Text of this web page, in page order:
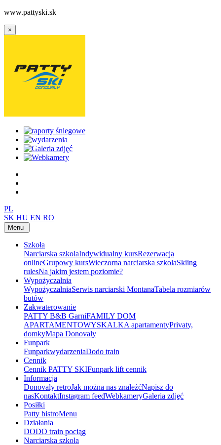
www.pattyski.sk
×
PL
SK HU EN RO
Menu
Szkoła
Narciarska szkolaIndywidualny kursRezerwacja
onlineGrupowy kursWieczorna narciarska szkolaSkiing
rulesNa jakim jestem poziomie?
Wypożyczalnia
WypożyczalniaSerwis narciarski MontanaTabela rozmiarów
butów
Zakwaterowanie
PATTY B&B GarniFAMILY DOM
APARTAMENTOWYSKALKA apartamentyPrivaty,
domkyMapa Donovaly
Funpark
FunparkwydarzeniaDodo train
Cennik
Cennik PATTY SKIFunpark lift cennik
Informacja
Donovaly retroJak można nas znaleźćNapisz do
nasKontaktInstagram feedWebkameryGaleria zdjęć
Posiłki
Patty bistroMenu
Działania
DODO train pociąg
Narciarska szkola